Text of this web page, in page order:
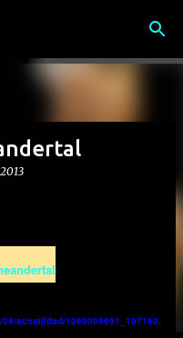
actualidad/1360009691_107160.